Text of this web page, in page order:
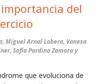
del
Miguel Arnal Lobera, Vanesa
Sofía Pardina Zamora y
que evoluciona de